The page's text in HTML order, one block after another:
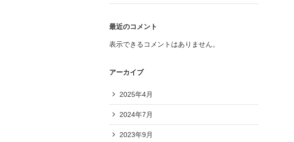
最近のコメント
表示できるコメントはありません。
アーカイブ
2025年4月
2024年7月
2023年9月